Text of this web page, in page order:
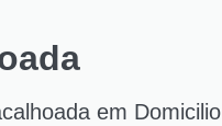
em Domicilio